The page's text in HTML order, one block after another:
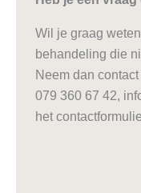
Wil je graag
behandeling die
Neem dan
079 360 67 42,
het